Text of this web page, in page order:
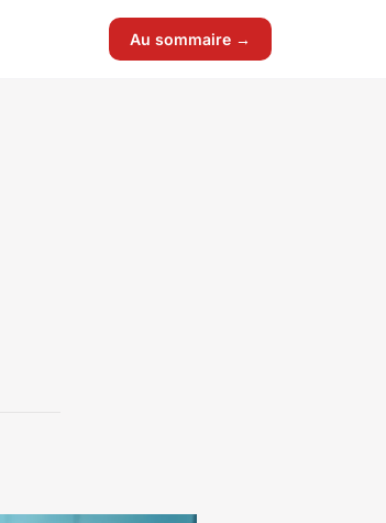
Au sommaire →